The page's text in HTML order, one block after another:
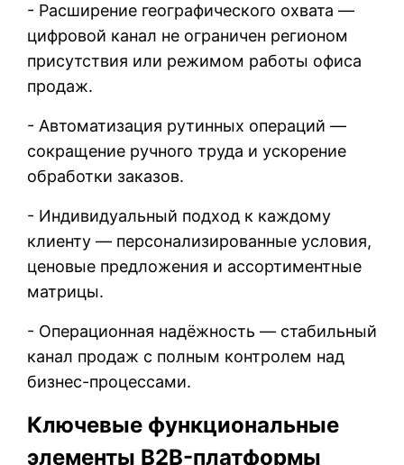
- Расширение географического охвата —
цифровой канал не ограничен регионом
присутствия или режимом работы офиса
продаж.
- Автоматизация рутинных операций —
сокращение ручного труда и ускорение
обработки заказов.
- Индивидуальный подход к каждому
клиенту — персонализированные условия,
ценовые предложения и ассортиментные
матрицы.
- Операционная надёжность — стабильный
канал продаж с полным контролем над
бизнес-процессами.
Ключевые функциональные
элементы B2B-платформы